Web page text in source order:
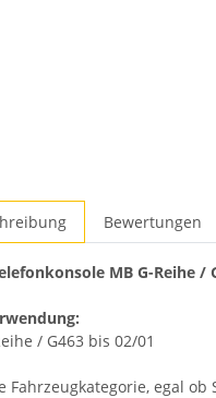
Bewertungen
MB G-Reihe /
/ G463 bis 02/01
Fahrzeugkategorie, egal